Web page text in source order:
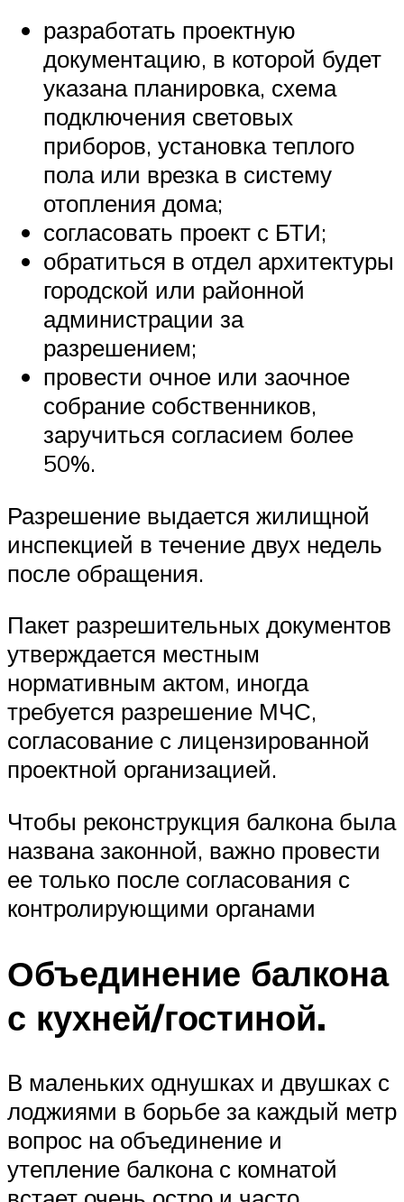
разработать проектную
документацию, в которой будет
указана планировка, схема
подключения световых
приборов, установка теплого
пола или врезка в систему
отопления дома;
согласовать проект с БТИ;
обратиться в отдел архитектуры
городской или районной
администрации за
разрешением;
провести очное или заочное
собрание собственников,
заручиться согласием более
50%.
Разрешение выдается жилищной
инспекцией в течение двух недель
после обращения.
Пакет разрешительных документов
утверждается местным
нормативным актом, иногда
требуется разрешение МЧС,
согласование с лицензированной
проектной организацией.
Чтобы реконструкция балкона была
названа законной, важно провести
ее только после согласования с
контролирующими органами
Объединение балкона
с кухней/гостиной.
В маленьких однушках и двушках с
лоджиями в борьбе за каждый метр
вопрос на объединение и
утепление балкона с комнатой